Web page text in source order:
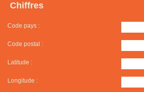
Chiffres
Code pays :
Code postal :
Latitude :
Longitude :